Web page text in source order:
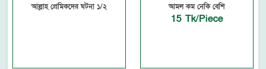
আল্লাহ প্রেমিকদের ঘটনা ১/২ আমল কম নেকি বেশি
15 Tk/Piece